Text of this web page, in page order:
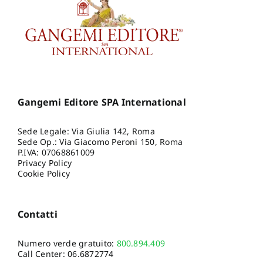
Gangemi Editore SPA International
Sede Legale: Via Giulia 142, Roma
Sede Op.: Via Giacomo Peroni 150, Roma
P.IVA: 07068861009
Privacy Policy
Cookie Policy
Contatti
Numero verde gratuito: 800.894.409
Call Center:06.6872774